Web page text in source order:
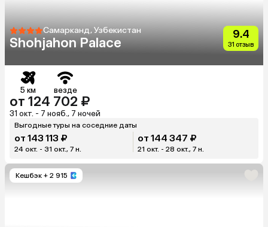
Самарканд, Узбекистан
Shohjahon Palace
9.4
31 отзыв
5 км везде
от 124 702 ₽
31 окт. - 7 нояб., 7 ночей
Выгодные туры на соседние даты
от 143 113 ₽
24 окт. - 31 окт., 7 н.
от 144 347 ₽
21 окт. - 28 окт., 7 н.
Кешбэк + 2 915